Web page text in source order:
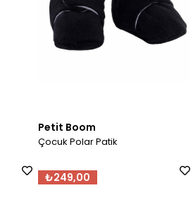
Petit Boom
Çocuk Polar Patik
₺249,00